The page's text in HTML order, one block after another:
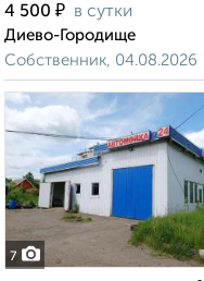
4 500 ₽ в сутки
Диево-Городище
Собственник, 04.08.2026
7